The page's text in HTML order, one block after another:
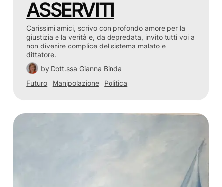
ASSERVITI
Carissimi amici, scrivo con profondo amore per la
giustizia e la verità e, da depredata, invito tutti voi a
non divenire complice del sistema malato e
dittatore.
by Dott.ssa Gianna Binda
Futuro
Manipolazione Politica